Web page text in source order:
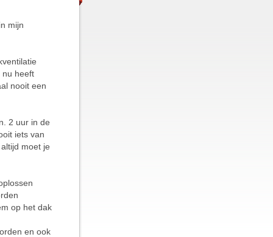
mijn
nu heeft
nooit een
2 uur in de
iets van
moet je
op het dak
en ook